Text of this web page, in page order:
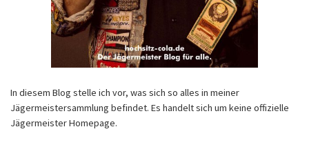
In diesem Blog stelle ich vor, was sich so alles in meiner
Jägermeistersammlung befindet. Es handelt sich um keine offizielle
Jägermeister Homepage.